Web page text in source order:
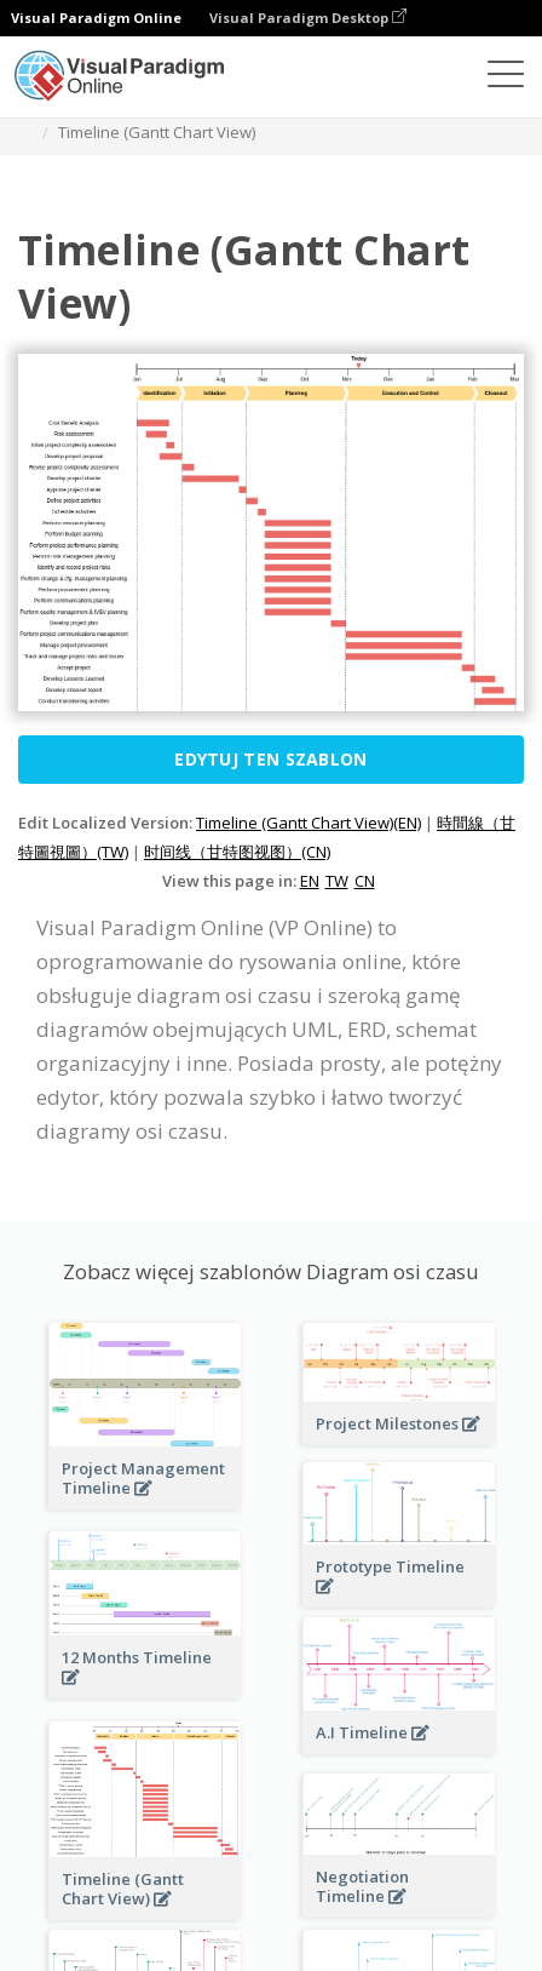
Visual Paradigm Online Visual Paradigm Desktop
Timeline (Gantt Chart View)
Timeline (Gantt Chart
View)
EDYTUJ TEN SZABLON
Edit Localized Version:Timeline (Gantt Chart View)(EN) | 時間線（甘
特圖視圖）(TW) | 时间线（甘特图视图）(CN)
View this page in:EN TW CN
Visual Paradigm Online (VP Online) to
oprogramowanie do rysowania online, które
obsługuje diagram osi czasu i szeroką gamę
diagramów obejmujących UML, ERD, schemat
organizacyjny i inne. Posiada prosty, ale potężny
edytor, który pozwala szybko i łatwo tworzyć
diagramy osi czasu.
Zobacz więcej szablonów Diagram osi czasu
Project Management
Timeline
Project Milestones
Prototype Timeline
12 Months Timeline
A.I Timeline
Timeline (Gantt
Chart View)
Negotiation
Timeline